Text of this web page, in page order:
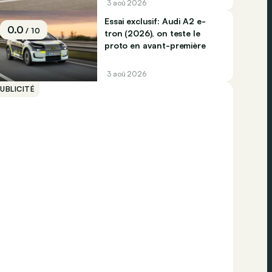
3 aoû 2026
0.0/ 10
Essai exclusif: Audi A2 e-
tron (2026), on teste le
proto en avant-première
3 aoû 2026